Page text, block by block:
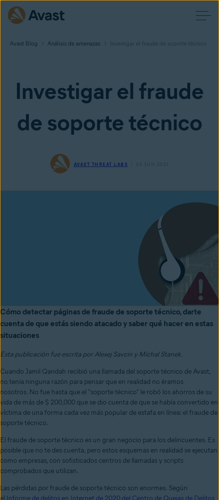
Avast Blog Análisis de amenazas Investigar el fraude de soporte técnico
Investigar el fraude
de soporte técnico
AVAST THREAT LABS 29 JUN 2021
Cómo detectar páginas de fraude de soporte técnico, darte
cuenta de que estás siendo atacado y saber qué hacer en estas
situaciones
Esta publicación fue escrita por Alexej Savcin y Michal Stanek.
Cuando Jamil Qandah recibió una llamada del soporte técnico de Avast,
no tenía ninguna razón para pensar que en realidad no éramos
nosotros. No fue hasta que el "soporte técnico" le robó los ahorros de su
vida de más de $ 200,000 que se dio cuenta de que se había convertido en
víctima de una forma cada vez más popular de estafa en línea: el fraude de
soporte técnico.
El fraude de soporte técnico es un gran negocio para los delincuentes. Es
posible que no te des cuenta, pero estos esquemas en realidad se ejecutan
como empresas, con sofisticados centros de llamadas y scripts
comprobados que utilizan.
Las pérdidas por fraude de soporte técnico son enormes. Según
el Informe de delitos en Internet de 2020 del Centro de Quejas de Delitos